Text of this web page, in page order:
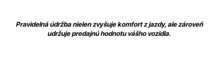
Pravidelná údržba nielen zvyšuje komfort z jazdy, ale zároveň
udržuje predajnú hodnotu vášho vozidla.